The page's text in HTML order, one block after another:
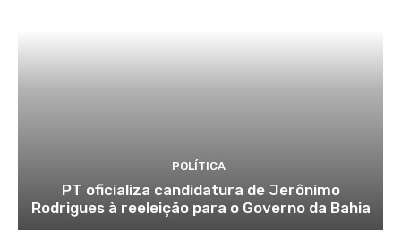
POLÍTICA
PT oficializa candidatura de Jerônimo
Rodrigues à reeleição para o Governo da Bahia